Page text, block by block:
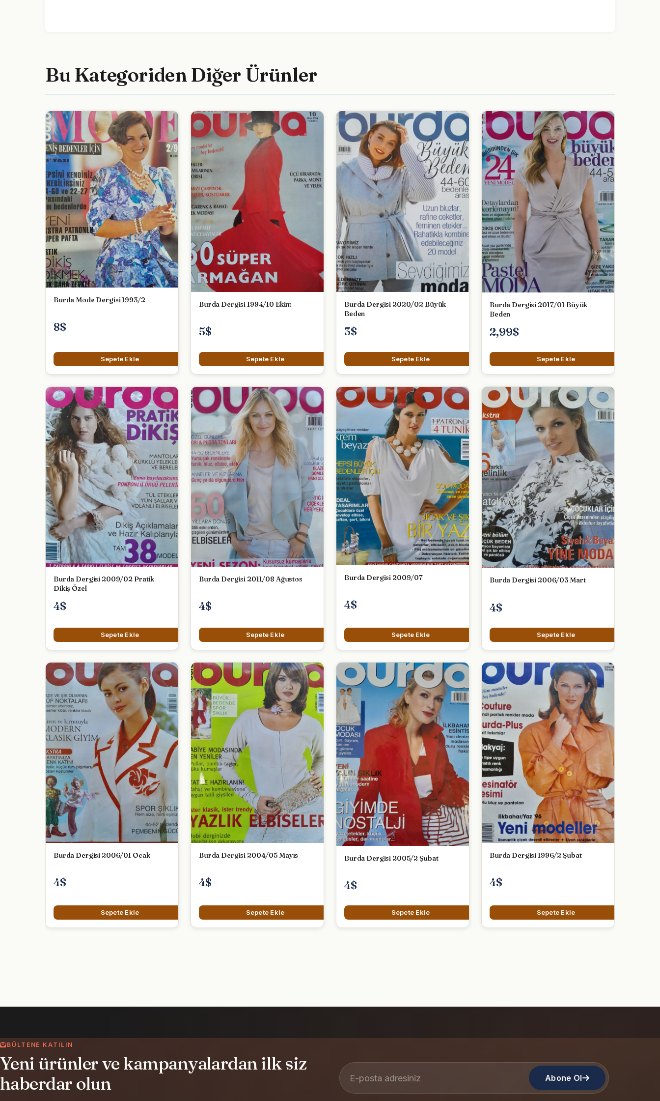
Bu Kategoriden Diğer Ürünler
Burda Mode Dergisi 1993/2
8$
Sepete Ekle
Burda Dergisi 1994/10 Ekim
5$
Sepete Ekle
Burda Dergisi 2020/02 Büyük
Beden
3$
Sepete Ekle
Burda Dergisi 2017/01 Büyük
Beden
2,99$
Sepete Ekle
Burda Dergisi 2009/02 Pratik
Dikiş Özel
4$
Sepete Ekle
Burda Dergisi 2011/08 Ağustos
4$
Sepete Ekle
Burda Dergisi 2009/07
4$
Sepete Ekle
Burda Dergisi 2006/03 Mart
4$
Sepete Ekle
Burda Dergisi 2006/01 Ocak
4$
Sepete Ekle
Burda Dergisi 2004/05 Mayıs
4$
Sepete Ekle
Burda Dergisi 2005/2 Şubat
4$
Sepete Ekle
Burda Dergisi 1996/2 Şubat
4$
Sepete Ekle
BÜLTENE KATILIN
Yeni ürünler ve kampanyalardan ilk siz
haberdar olun
E-posta adresiniz
Abone Ol